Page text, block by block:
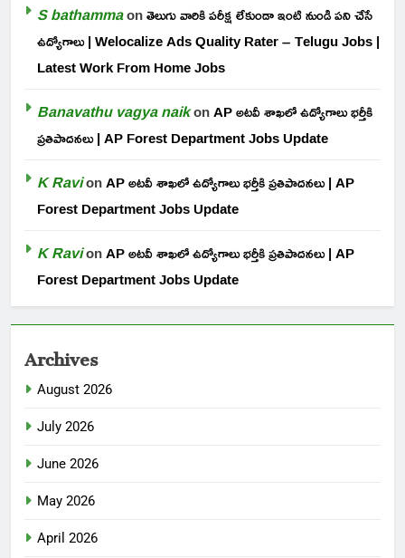
S bathammaonతెలుగు వారికి పరీక్ష లేకుండా ఇంటి నుండి పని చేసే
ఉద్యోగాలు | Welocalize Ads Quality Rater – Telugu Jobs |
Latest Work From Home Jobs
Banavathu vagya naikonAP అటవీ శాఖలో ఉద్యోగాలు భర్తీకి
ప్రతిపాదనలు | AP Forest Department Jobs Update
K RavionAP అటవీ శాఖలో ఉద్యోగాలు భర్తీకి ప్రతిపాదనలు | AP
Forest Department Jobs Update
K RavionAP అటవీ శాఖలో ఉద్యోగాలు భర్తీకి ప్రతిపాదనలు | AP
Forest Department Jobs Update
Archives
August 2026
July 2026
June 2026
May 2026
April 2026